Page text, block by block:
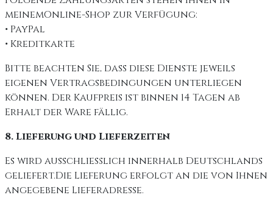
meinemOnline-Shop zur Verfügung:
• PayPal
• Kreditkarte
Bitte beachten Sie, dass diese Dienste jeweils
eigenen Vertragsbedingungen unterliegen
können. Der Kaufpreis ist binnen 14 Tagen ab
Erhalt der Ware fällig.
8. Lieferung und Lieferzeiten
Es wird ausschließlich innerhalb Deutschlands
geliefert.Die Lieferung erfolgt an die von Ihnen
angegebene Lieferadresse.